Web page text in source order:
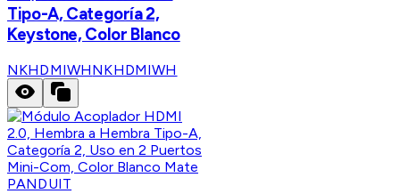
Tipo-A, Categoría 2,
Keystone, Color Blanco
NKHDMIWHNKHDMIWH
PANDUIT